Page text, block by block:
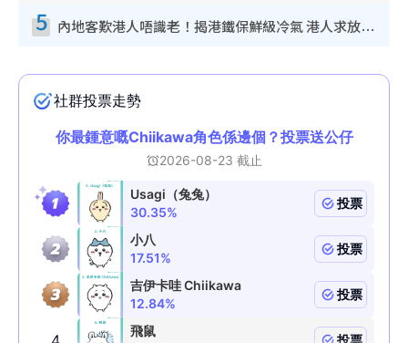
5 內地客歎港人唔識老！揭港鐵保鮮級冷氣 港人求放過：咪投訴